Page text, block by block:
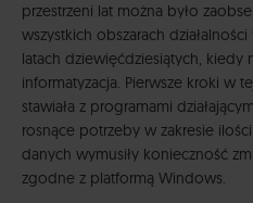
przestrzeni lat można było
wszystkich obszarach
latach dziewięćdziesiątych, kiedy
informatyzacja. Pierwsze kroki w
stawiała z programami
rosnące potrzeby w zakresie
danych wymusiły konieczność
zgodne z platformą Windows.